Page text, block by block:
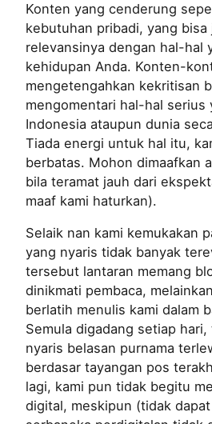
Konten yang cenderung
kebutuhan pribadi, yang bisa
relevansinya dengan hal-hal
kehidupan Anda. Konten-
mengetengahkan kekritisan
mengomentari hal-hal serius
Indonesia ataupun dunia
Tiada energi untuk hal itu,
berbatas. Mohon dimaafkan
bila teramat jauh dari
maaf kami haturkan).
Selaik nan kami kemukakan
yang nyaris tidak banyak
tersebut lantaran memang
dinikmati pembaca,
berlatih menulis kami dalam
Semula digadang setiap
nyaris belasan purnama
berdasar tayangan pos
lagi, kami pun tidak begitu
digital, meskipun (tidak